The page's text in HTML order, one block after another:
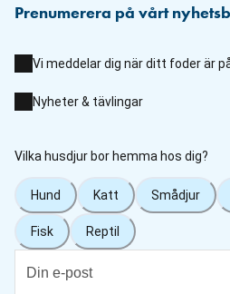
Prenumerera på vårt
Vi meddelar dig när ditt foder är
Nyheter & tävlingar
Vilka husdjur bor hemma hos dig?
Hund Katt Smådjur
Fisk Reptil